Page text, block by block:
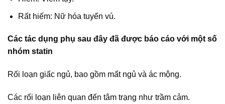
Rất hiếm: Nữ hóa tuyến vú.
Các tác dụng phụ sau đây đã được báo cáo với một số
nhóm statin
Rối loạn giấc ngủ, bao gồm mất ngủ và ác mộng.
Các rối loạn liên quan đến tâm trạng như trầm cảm.